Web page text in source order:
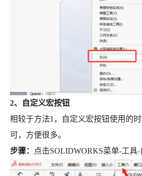
2、
自定义宏按钮
相较于方法1，自定义宏按钮使用的
可，方便很多。
步骤：
点击SOLIDWORKS菜单-工具